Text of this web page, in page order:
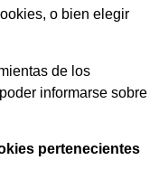
o bien elegir
de los
informarse sobre
pertenecientes